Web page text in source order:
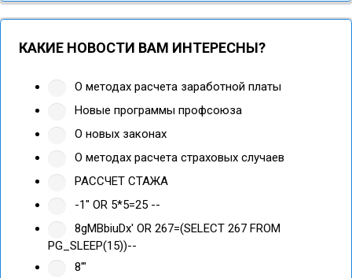
КАКИЕ НОВОСТИ ВАМ ИНТЕРЕСНЫ?
О методах расчета заработной платы
Новые программы профсоюза
О новых законах
О методах расчета страховых случаев
РАССЧЕТ СТАЖА
-1" OR 5*5=25 --
8gMBbiuDx' OR 267=(SELECT 267 FROM
PG_SLEEP(15))--
8'"